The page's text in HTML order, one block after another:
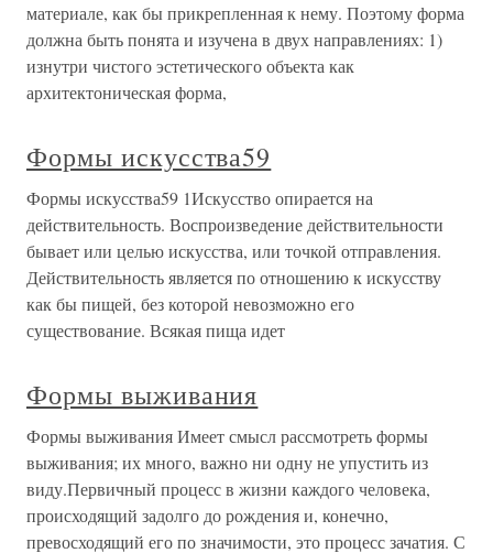
материале, как бы прикрепленная к нему. Поэтому форма
должна быть понята и изучена в двух направлениях: 1)
изнутри чистого эстетического объекта как
архитектоническая форма,
Формы искусства59
Формы искусства59 1Искусство опирается на
действительность. Воспроизведение действительности
бывает или целью искусства, или точкой отправления.
Действительность является по отношению к искусству
как бы пищей, без которой невозможно его
существование. Всякая пища идет
Формы выживания
Формы выживания Имеет смысл рассмотреть формы
выживания; их много, важно ни одну не упустить из
виду.Первичный процесс в жизни каждого человека,
происходящий задолго до рождения и, конечно,
превосходящий его по значимости, это процесс зачатия. С